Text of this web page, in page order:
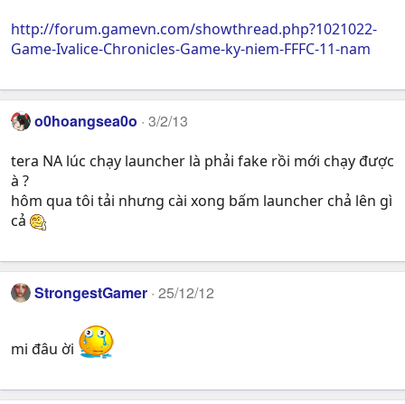
http://forum.gamevn.com/showthread.php?1021022-
Game-Ivalice-Chronicles-Game-ky-niem-FFFC-11-nam
o0hoangsea0o 3/2/13
tera NA lúc chạy launcher là phải fake rồi mới chạy được
à ?
hôm qua tôi tải nhưng cài xong bấm launcher chả lên gì
cả
StrongestGamer 25/12/12
mi đâu ời